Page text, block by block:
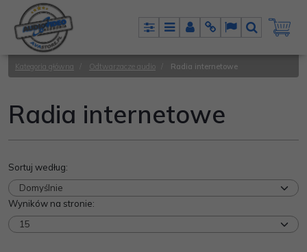
PanelMenuPanel
InfoLangSzukaj
Kategoria główna Odtwarzacze audio Radia internetowe
Radia internetowe
Sortuj według:
Wyników na stronie: